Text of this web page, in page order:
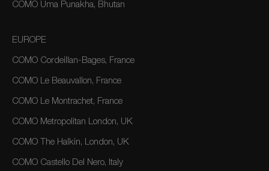
COMO Uma Punakha, Bhutan
EUROPE
COMO Cordeillan-Bages, France
COMO Le Beauvallon, France
COMO Le Montrachet, France
COMO Metropolitan London, UK
COMO The Halkin, London, UK
COMO Castello Del Nero, Italy